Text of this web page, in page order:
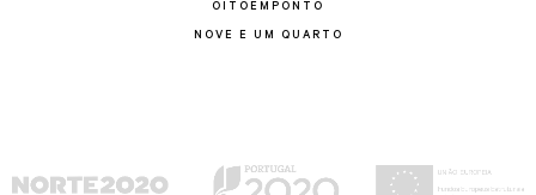
OITOEMPONTO
NOVE E UM QUARTO